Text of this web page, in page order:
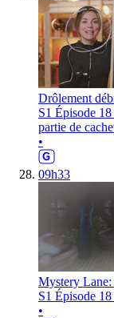
Drôlement
S1 Épisode
partie de
•
09h33
Mystery Lane:
S1 Épisode
•